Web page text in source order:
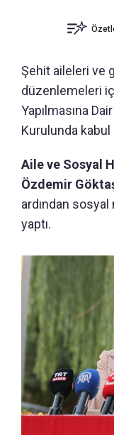
Şehit aileleri ve
düzenlemeleri
Yapılmasına
Kurulunda kabul
Aile ve Sosyal
Özdemir
ardından sosyal
yaptı.